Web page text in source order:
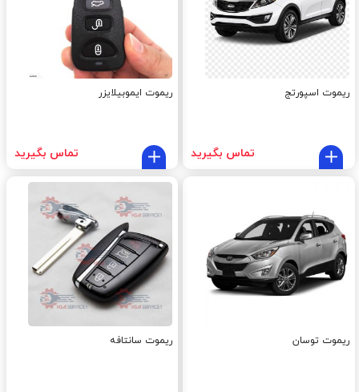
ریموت اسپورتج
تماس بگیرید
ریموت ایموبیلایزر
تماس بگیرید
ریموت توسان ریموت سانتافه